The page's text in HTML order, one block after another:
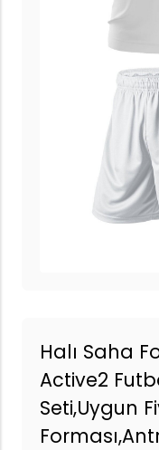
Halı Saha
Active2
Seti,Uygun